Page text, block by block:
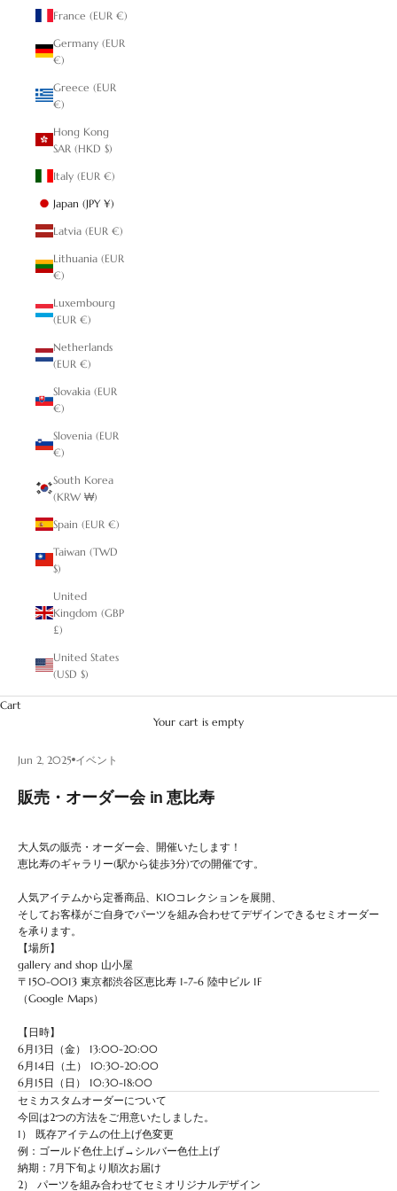
France (EUR €)
Germany (EUR
€)
Greece (EUR
€)
Hong Kong
SAR (HKD $)
Italy (EUR €)
Japan (JPY ¥)
Latvia (EUR €)
Lithuania (EUR
€)
Luxembourg
(EUR €)
Netherlands
(EUR €)
Slovakia (EUR
€)
Slovenia (EUR
€)
South Korea
(KRW ₩)
Spain (EUR €)
Taiwan (TWD
$)
United
Kingdom (GBP
£)
United States
(USD $)
Cart
Your cart is empty
Jun 2, 2025 イベント
販売・オーダー会 in 恵比寿
大人気の販売・オーダー会、開催いたします！
恵比寿のギャラリー(駅から徒歩3分)での開催です。
人気アイテムから定番商品、K10コレクションを展開、
そしてお客様がご自身でパーツを組み合わせてデザインできるセミオーダー
を承ります。
【場所】
gallery and shop 山小屋
〒150-0013 東京都渋谷区恵比寿 1-7-6 陸中ビル 1F
（Google Maps）
【日時】
6月13日（金）
13:00-20:00
6月14日（土） 10:30-20:00
6月15日（日） 10:30-18:00
セミカスタムオーダーについて
今回は2つの方法をご用意いたしました。
1） 既存アイテムの仕上げ色変更
例：ゴールド色仕上げ→シルバー色仕上げ
納期：7月下旬より順次お届け
2） パーツを組み合わせてセミオリジナルデザイン